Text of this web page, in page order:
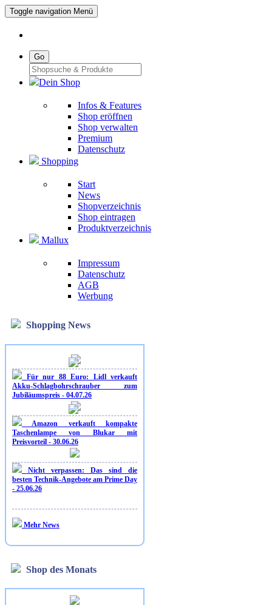
Toggle navigation Menü
Go
Dein Shop
Infos & Features
Shop eröffnen
Shop verwalten
Premium
Datenschutz
Shopping
Start
News
Shopverzeichnis
Shop eintragen
Produktverzeichnis
Mallux
Impressum
Datenschutz
AGB
Werbung
Shopping News
Für nur 88 Euro: Lidl verkauft
Akku-Schlagbohrschrauber zum
Jubiläumspreis - 04.07.26
Amazon verkauft kompakte
Taschenlampe von Blukar mit
Preisvorteil - 30.06.26
Nicht verpassen: Das sind die
besten Technik-Angebote am Prime Day
- 25.06.26
Mehr News
Shop des Monats